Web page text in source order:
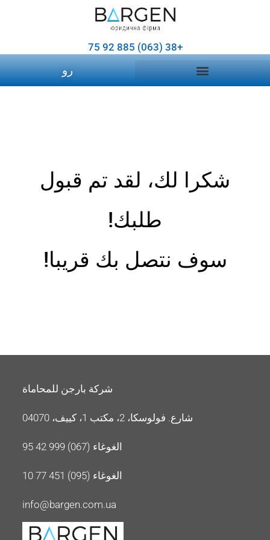
+38 (063) 885 92 75
رو
شكرا لك، لقد تم قبول
طلبك!
سوف نتصل بك قريبا!
شركة بارجن للمحاماة
شارع. فولوسكا، 2، مكتب 1، كييف، 04070
الغوغاء (067) 999 42 95
الغوغاء (095) 451 77 10
info@bargen.com.ua